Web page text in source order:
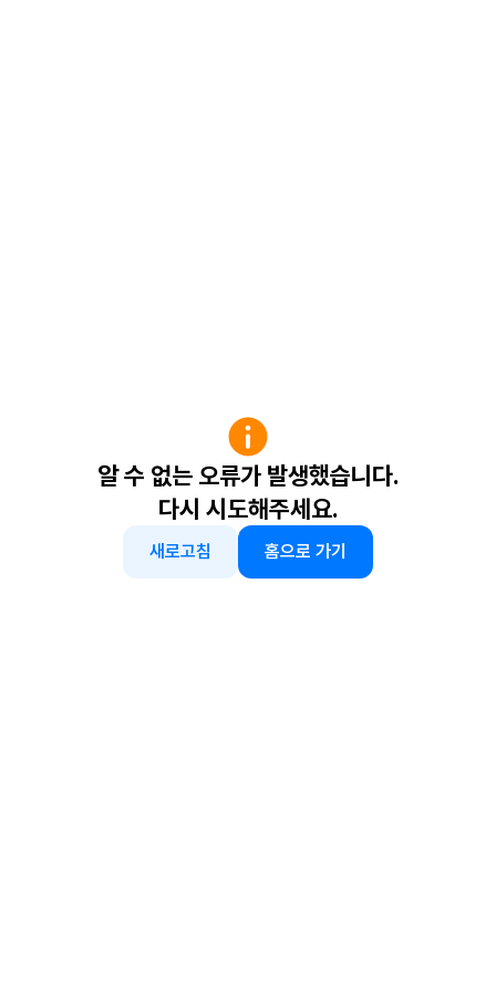
알 수 없는 오류가 발생했습니다.
다시 시도해주세요.
새로고침 홈으로 가기